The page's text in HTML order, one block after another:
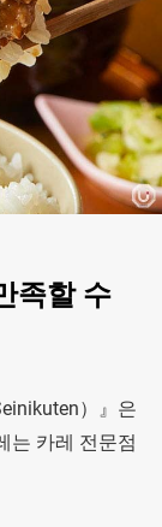
족할 수
）』은
는 카레 전문점